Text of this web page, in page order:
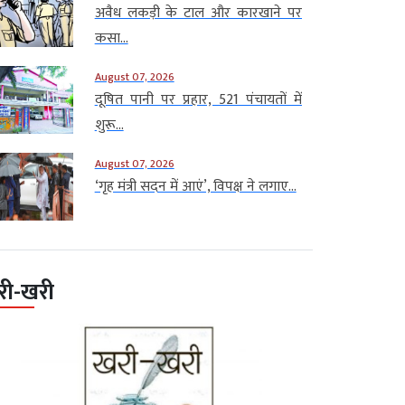
अवैध लकड़ी के टाल और कारखाने पर
कसा...
August 07, 2026
दूषित पानी पर प्रहार, 521 पंचायतों में
शुरू...
August 07, 2026
‘गृह मंत्री सदन में आएं’, विपक्ष ने लगाए...
खरी